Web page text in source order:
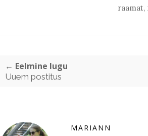
raamat,
← Eelmine lugu
Uuem postitus
MARIANN